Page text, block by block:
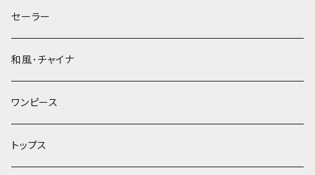
セーラー
和風･チャイナ
ワンピース
トップス